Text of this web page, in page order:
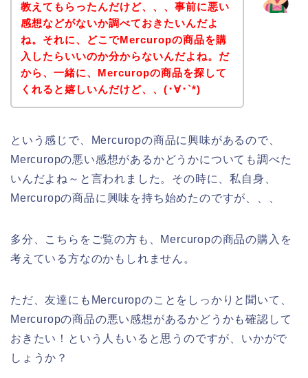
教えてもらったんだけど、、、事前に悪い
感想などがないか調べておきたいんだよ
ね。それに、どこでMercuropの商品を購
入したらいいのか分からないんだよね。だ
から、一緒に、Mercuropの商品を探して
くれると嬉しいんだけど、、(･∀･`*)
という感じで、Mercuropの商品に興味があるので、
Mercuropの悪い感想があるかどうかについても調べた
いんだよね～と言われました。その時に、私自身、
Mercuropの商品に興味を持ち始めたのですが、、、
多分、こちらをご覧の方も、Mercuropの商品の購入を
考えている方なのかもしれません。
ただ、友達にもMercuropのことをしっかりと聞いて、
Mercuropの商品の悪い感想があるかどうかも確認して
おきたい！という人もいると思うのですが、いかがで
しょうか？